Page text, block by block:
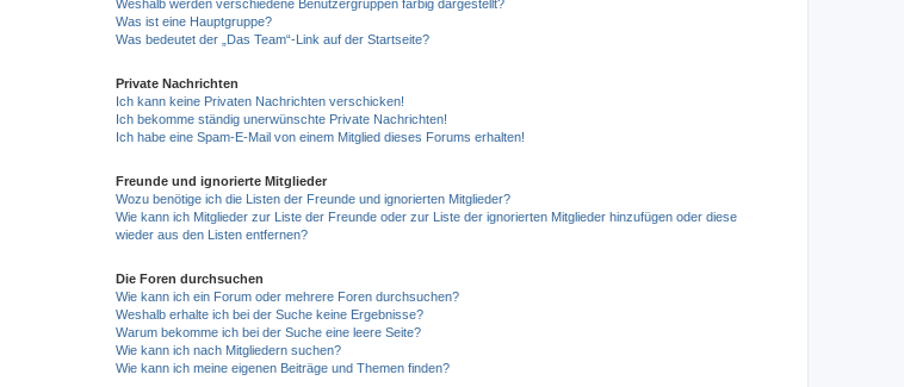
Weshalb werden verschiedene Benutzergruppen farbig dargestellt?
Was ist eine Hauptgruppe?
Was bedeutet der „Das Team“-Link auf der Startseite?
Private Nachrichten
Ich kann keine Privaten Nachrichten verschicken!
Ich bekomme ständig unerwünschte Private Nachrichten!
Ich habe eine Spam-E-Mail von einem Mitglied dieses Forums erhalten!
Freunde und ignorierte Mitglieder
Wozu benötige ich die Listen der Freunde und ignorierten Mitglieder?
Wie kann ich Mitglieder zur Liste der Freunde oder zur Liste der ignorierten Mitglieder hinzufügen oder diese
wieder aus den Listen entfernen?
Die Foren durchsuchen
Wie kann ich ein Forum oder mehrere Foren durchsuchen?
Weshalb erhalte ich bei der Suche keine Ergebnisse?
Warum bekomme ich bei der Suche eine leere Seite?
Wie kann ich nach Mitgliedern suchen?
Wie kann ich meine eigenen Beiträge und Themen finden?